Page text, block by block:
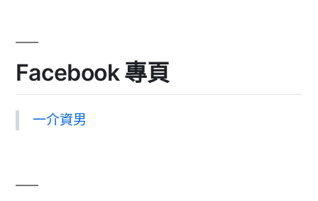
Facebook 專頁
一介資男